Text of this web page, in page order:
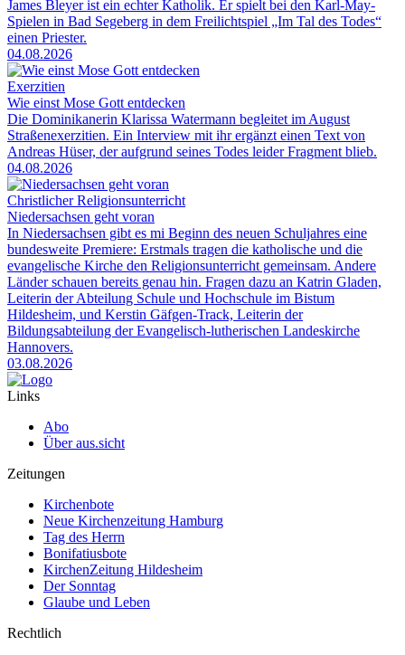
James Bleyer ist ein echter Katholik. Er spielt bei den Karl-May-
Spielen in Bad Segeberg in dem Freilichtspiel „Im Tal des Todes“
einen Priester.
04.08.2026
Exerzitien
Wie einst Mose Gott entdecken
Die Dominikanerin Klarissa Watermann begleitet im August
Straßenexerzitien. Ein Interview mit ihr ergänzt einen Text von
Andreas Hüser, der aufgrund seines Todes leider Fragment blieb.
04.08.2026
Christlicher Religionsunterricht
Niedersachsen geht voran
In Niedersachsen gibt es mi Beginn des neuen Schuljahres eine
bundesweite Premiere: Erstmals tragen die katholische und die
evangelische Kirche den Religionsunterricht gemeinsam. Andere
Länder schauen bereits genau hin. Fragen dazu an Katrin Gladen,
Leiterin der Abteilung Schule und Hochschule im Bistum
Hildesheim, und Kerstin Gäfgen-Track, Leiterin der
Bildungsabteilung der Evangelisch-lutherischen Landeskirche
Hannovers.
03.08.2026
Links
Abo
Über aus.sicht
Zeitungen
Kirchenbote
Neue Kirchenzeitung Hamburg
Tag des Herrn
Bonifatiusbote
KirchenZeitung Hildesheim
Der Sonntag
Glaube und Leben
Rechtlich